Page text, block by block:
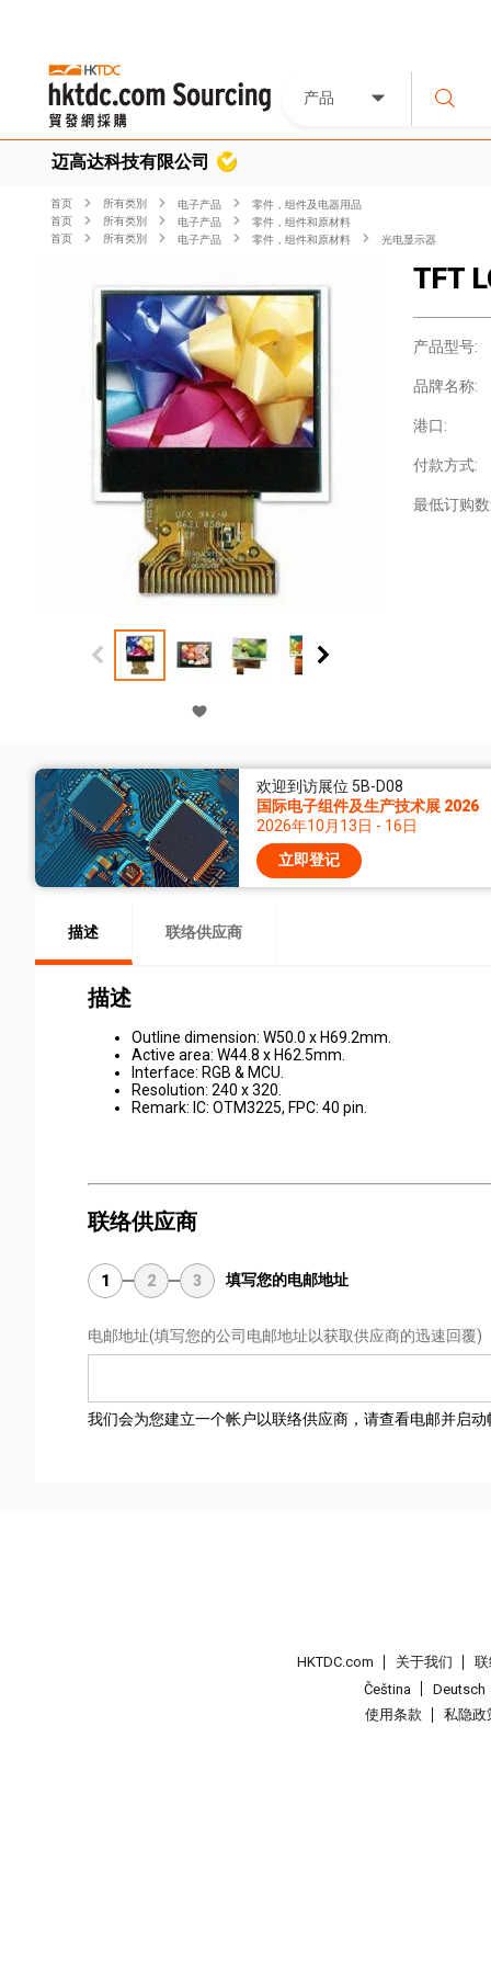
产品
迈高达科技有限公司
首页 所有类別 电子产品
零件，组件及电器用品
首页
所有类別 电子产品
零件，组件和原材料
首页
所有类別 电子产品 零件，组件和原材料 光电显示器
TFT
产品型号:
品牌名称:
港口:
付款方式:
最低订购
欢迎到访展位 5B-D08
国际电子组件及生产技术展 2026
2026年10月13日 - 16日
立即登记
描述 联络供应商
描述
Outline dimension: W50.0 x H69.2mm.
Active area: W44.8 x H62.5mm.
Interface: RGB & MCU.
Resolution: 240 x 320.
Remark: IC: OTM3225, FPC: 40 pin.
联络供应商
1 2 3 填写您的电邮地址
电邮地址(填写您的公司电邮地址以获取供应商的迅速回覆)
我们会为您建立一个帐户以联络供应商，请查看电邮并启动
HKTDC.com 关于我们
Čeština
Deutsch
使用条款
私隐政